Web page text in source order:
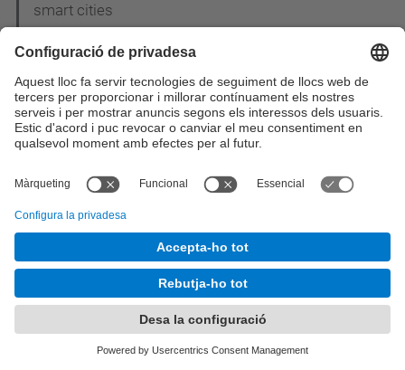
smart cities
Estudiants i professors del Grau en Enginyeria
Telemàtica de l'EETAC visiten TV3
Acte de graduació de la promoció 2013-2014:
Material gràfic disponible
anys, rep el premi Young Space Leader Award
L'estudiant de doctorat Maliha U. Jada rep el premi
"Best Paper Award" del 6th International
Conference on Mobile Networks and Management